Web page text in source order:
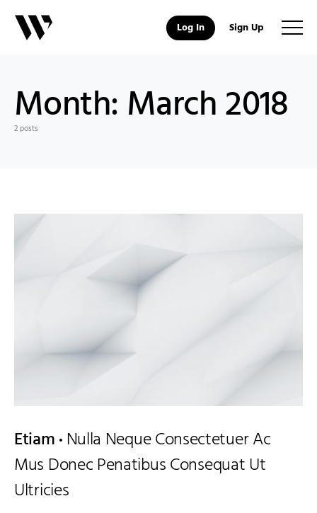
Log In Sign Up
Month: March 2018
2 posts
Etiam Nulla Neque Consectetuer Ac
Mus Donec Penatibus Consequat Ut
Ultricies